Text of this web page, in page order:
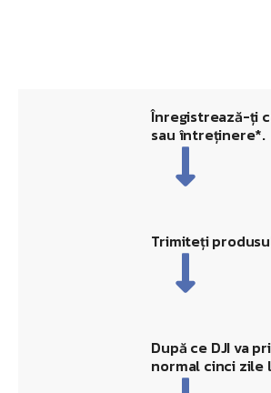
Înregistrează-ți
sau întreținere*.
Trimiteți
După ce DJI va
normal cinci